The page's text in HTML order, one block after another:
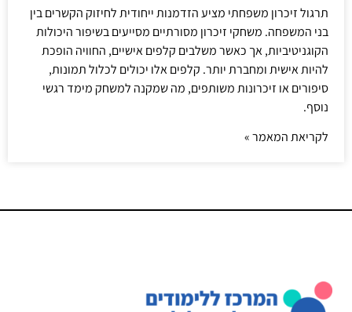
תרגול זיכרון משפחתי מציע הזדמנות ייחודית לחיזוק הקשרים בין
בני המשפחה. משחקי זיכרון מסורתיים מסייעים בשיפור היכולות
הקוגניטיביות, אך כאשר משלבים קלפים אישיים, החוויה הופכת
להיות אישית ומחברת יותר. קלפים אלו יכולים לכלול תמונות,
סיפורים או זיכרונות משותפים, מה שמקנה למשחק מימד רגשי
נוסף.
לקריאת המאמר »